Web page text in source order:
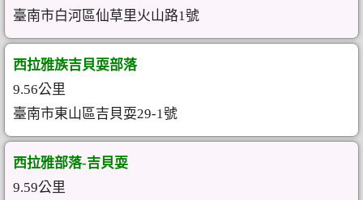
臺南市白河區仙草里火山路1號
西拉雅族吉貝耍部落
9.56公里
臺南市東山區吉貝耍29-1號
西拉雅部落-吉貝耍
9.59公里